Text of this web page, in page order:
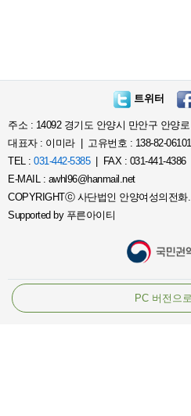
트위터
주소 : 14092 경기도 안양시 만안구 안양
대표자 : 이미라 | 고유번호 : 138-82-06101
TEL : 031-442-5385| FAX : 031-441-4386
E-MAIL : awhl96@hanmail.net
COPYRIGHTⓒ 사단법인 안양여성의전화.
Supported by 푸른아이티
PC 버전으